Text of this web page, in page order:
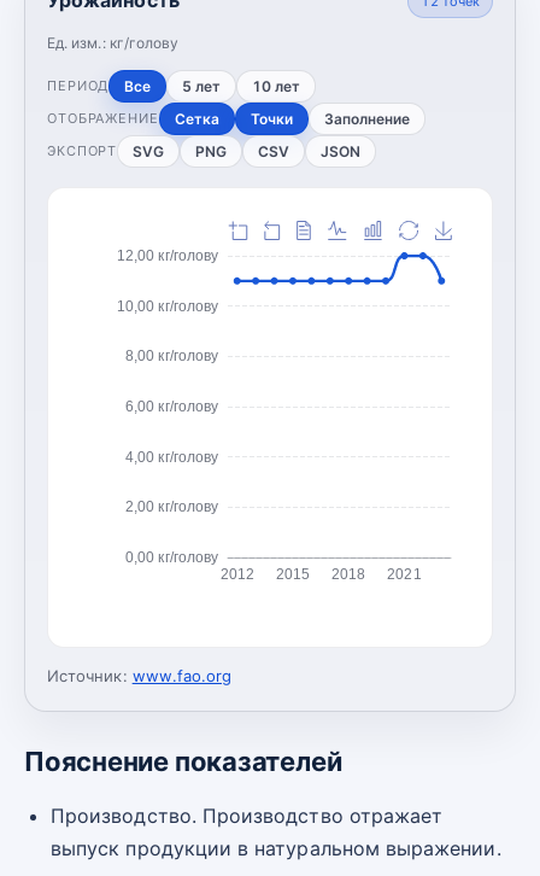
Ед. изм.: кг/голову
ПЕРИОД Все 5 лет 10 лет
ОТОБРАЖЕНИЕ Сетка Точки Заполнение
ЭКСПОРТ SVG PNG CSV JSON
0,00 кг/голову
2,00 кг/голову
4,00 кг/голову
6,00 кг/голову
8,00 кг/голову
10,00 кг/голову
12,00 кг/голову
2012 2015 2018 2021
Источник: www.fao.org
Пояснение показателей
Производство. Производство отражает
выпуск продукции в натуральном выражении.